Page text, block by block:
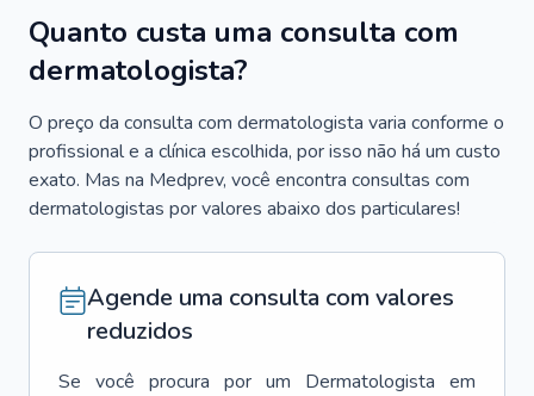
Quanto custa uma consulta com
dermatologista?
O preço da consulta com dermatologista varia conforme o
profissional e a clínica escolhida, por isso não há um custo
exato. Mas na Medprev, você encontra consultas com
dermatologistas por valores abaixo dos particulares!
Agende uma consulta com valores
reduzidos
Se você procura por um Dermatologista em